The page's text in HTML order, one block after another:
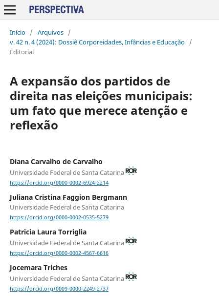
Início / Arquivos /
v. 42 n. 4 (2024): Dossiê Corporeidades, Infâncias e Educação /
Editorial
A expansão dos partidos de
direita nas eleições municipais:
um fato que merece atenção e
reflexão
Diana Carvalho de Carvalho
Universidade Federal de Santa Catarina
https://orcid.org/0000-0002-6924-2214
Juliana Cristina Faggion Bergmann
Universidade Federal de Santa Catarina
https://orcid.org/0000-0002-0535-5279
Patricia Laura Torriglia
Universidade Federal de Santa Catarina
https://orcid.org/0000-0002-4567-6616
Jocemara Triches
Universidade Federal de Santa Catarina
https://orcid.org/0009-0000-2249-2737